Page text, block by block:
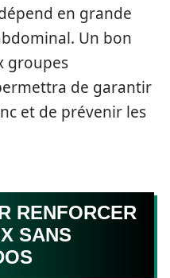
en grande
Un bon
groupes
de garantir
et de prévenir les
RENFORCER
SANS